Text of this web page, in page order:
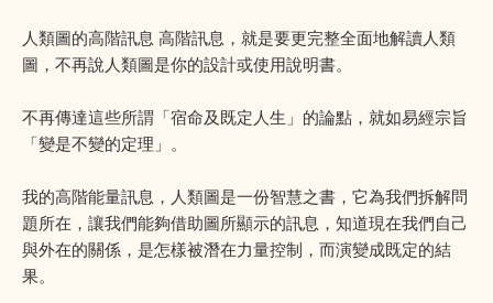
人類圖的高階訊息 高階訊息，就是要更完整全面地解讀人類
圖，不再說人類圖是你的設計或使用說明書。
不再傳達這些所謂「宿命及既定人生」的論點，就如易經宗旨
「變是不變的定理」。
我的高階能量訊息，人類圖是一份智慧之書，它為我們拆解問
題所在，讓我們能夠借助圖所顯示的訊息，知道現在我們自己
與外在的關係，是怎樣被潛在力量控制，而演變成既定的結
果。